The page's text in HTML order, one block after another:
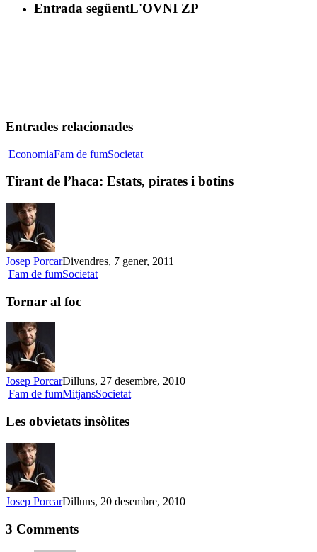
Entrada següentL'OVNI ZP
Entrades relacionades
EconomiaFam de fumSocietatTirant
l’haca:
Estats,
Tirant de l’haca: Estats, pirates i botins
Josep PorcarDivendres, 7 gener, 2011
Fam de fumSocietatTornar
Tornar al foc
Josep PorcarDilluns, 27 desembre, 2010
Fam de fumMitjansSocietatLes
Les obvietats insòlites
Josep PorcarDilluns, 20 desembre, 2010
3 Comments